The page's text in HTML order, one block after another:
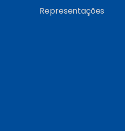
Representações